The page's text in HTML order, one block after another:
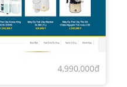
4,990,000đ